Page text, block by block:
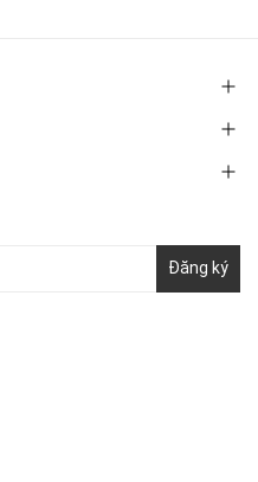
Đăng ký